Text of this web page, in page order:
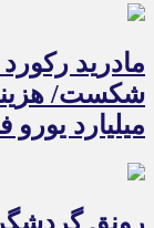
مادرید
میلیارد
رونق